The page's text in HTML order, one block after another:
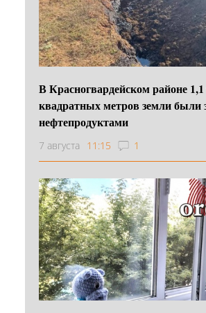
В Красногвардейском районе
квадратных метров земли были
нефтепродуктами
7 августа 11:15 1